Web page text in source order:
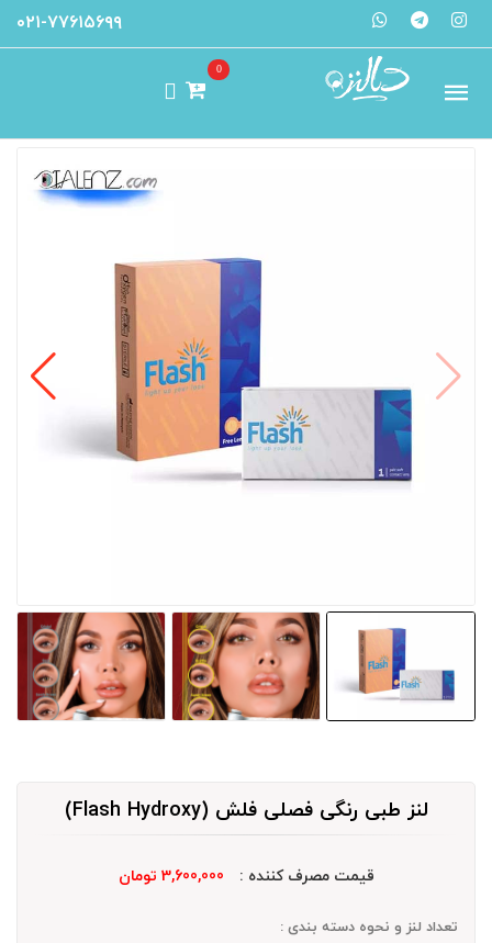
۰۲۱-۷۷۶۱۵۶۹۹
0
لنز طبی رنگی فصلی فلش (Flash Hydroxy)
قیمت مصرف کننده : 3,600,000 تومان
تعداد لنز و نحوه دسته بندی :